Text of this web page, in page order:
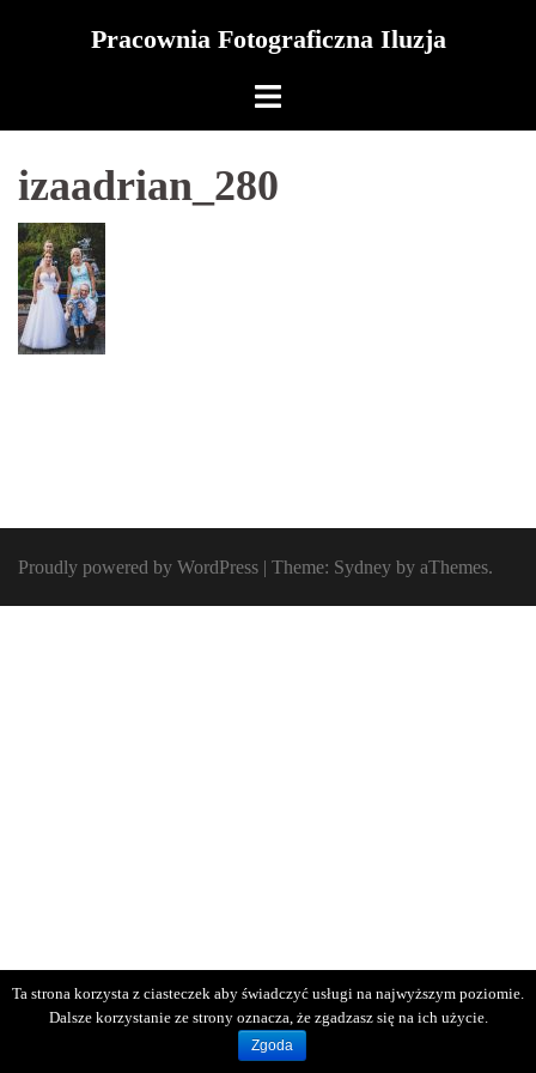
Pracownia Fotograficzna Iluzja
izaadrian_280
Proudly powered by WordPress | Theme: Sydney by aThemes.
Ta strona korzysta z ciasteczek aby świadczyć usługi na najwyższym poziomie.
Dalsze korzystanie ze strony oznacza, że zgadzasz się na ich użycie.
Zgoda